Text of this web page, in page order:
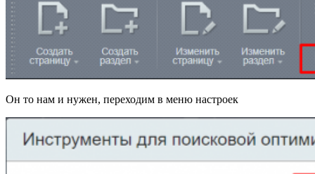
Он то нам и нужен, переходим в меню настроек